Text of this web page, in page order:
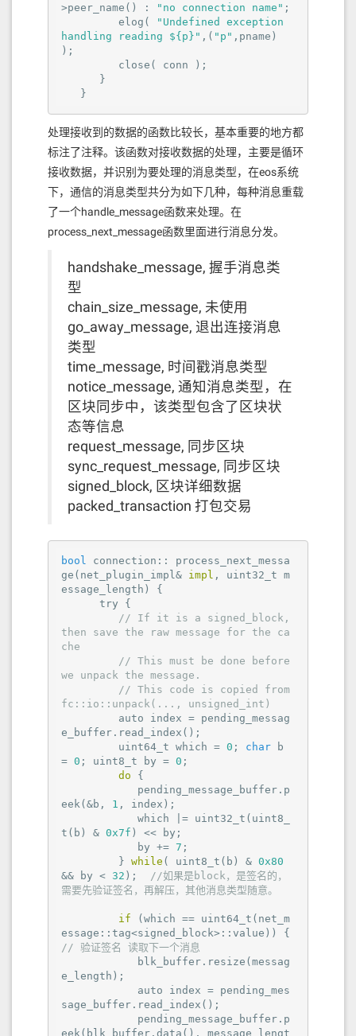
>peer_name() :
"no connection name" ;
         elog(
"Undefined exception
handling reading ${p}" ,( "p" ,pname)
);
处理接收到的数据的函数比较长，基本重要的地方都
标注了注释。该函数对接收数据的处理，主要是循环
接收数据，并识别为要处理的消息类型，在eos系统
下，通信的消息类型共分为如下几种，每种消息重载
了一个handle_message函数来处理。在
process_next_message函数里面进行消息分发。
handshake_message, 握手消息类
型
chain_size_message, 未使用
go_away_message, 退出连接消息
类型
time_message, 时间戳消息类型
notice_message, 通知消息类型，在
区块同步中，该类型包含了区块状
态等信息
request_message, 同步区块
sync_request_message, 同步区块
signed_block, 区块详细数据
packed_transaction 打包交易
bool
connection:: process_next_messa
ge(net_plugin_impl& impl , uint32_t m
essage_length) {
// If it is a signed_block,
then save the raw message for the ca
che
// This must be done before
we unpack the message.
// This code is copied from
fc::io::unpack(..., unsigned_int)
e_buffer.read_index();
         uint64_t which =
0 ; char b
= 0 ; uint8_t by = 0 ;
do {
eek(&b, 1 , index);
t(b) & 0x7f ) << by;
            by +=
7 ;
         }
while ( uint8_t(b) & 0x80
&& by < 32 );
//如果是block，是签名的，
需要先验证签名，再解压，其他消息类型随意。
if (which == uint64_t(net_m
// 验证签名 读取下一个消息
e_length);
sage_buffer.read_index();
eek(blk_buffer.data(), message_lengt